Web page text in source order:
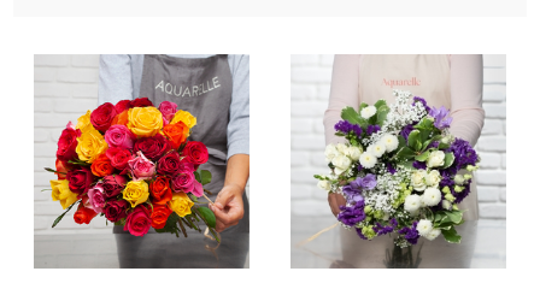
votre bouquet au moment de l’emballage. La livraison à Fosses
sera ensuite effectuée, après vous avoir envoyé votre photo via
votre boîte mail pour que vous puissiez vérifier votre
composition florale. Personnalisez votre cadeau en ajoutant
selon vos envies une photo ou un message personnalisé.